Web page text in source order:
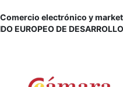
(Comercio electrónico y
EUROPEO DE